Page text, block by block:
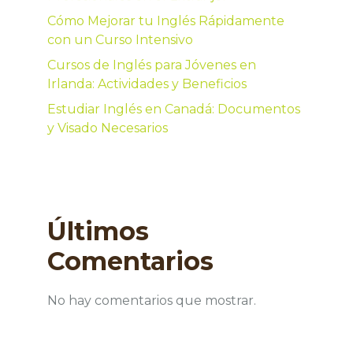
Cómo Mejorar tu Inglés Rápidamente
con un Curso Intensivo
Cursos de Inglés para Jóvenes en
Irlanda: Actividades y Beneficios
Estudiar Inglés en Canadá: Documentos
y Visado Necesarios
Últimos
Comentarios
No hay comentarios que mostrar.